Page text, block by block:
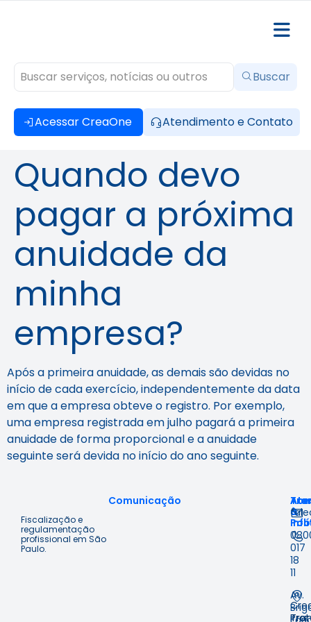
Acessar CreaOne Atendimento e Contato
Buscar
Quando devo
pagar a próxima
anuidade da
minha
empresa?
Após a primeira anuidade, as demais são devidas no
início de cada exercício, independentemente da data
em que a empresa obteve o registro. Por exemplo,
uma empresa registrada em julho pagará a primeira
anuidade de forma proporcional e a anuidade
seguinte será devida no início do ano seguinte.
Fiscalização e
regulamentação
profissional em São
Paulo.
Comunicação
à
&
017
18
11
Av.